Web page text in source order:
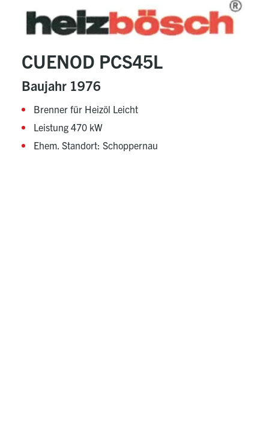
CUENOD PCS45L
Baujahr 1976
Brenner für Heizöl Leicht
Leistung 470 kW
Ehem. Standort: Schoppernau